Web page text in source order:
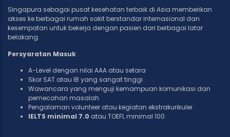
Singapura sebagai pusat kesehatan terbaik di Asia memberikan
akses ke berbagai rumah sakit berstandar internasional dan
kesempatan untuk bekerja dengan pasien dari berbagai latar
belakang.
Persyaratan Masuk:
A-Level dengan nilai AAA atau setara
Skor SAT atau IB yang sangat tinggi
Wawancara yang menguji kemampuan komunikasi dan
pemecahan masalah
Pengalaman volunteer atau kegiatan ekstrakurikuler
IELTS minimal 7.0 atau TOEFL minimal 100